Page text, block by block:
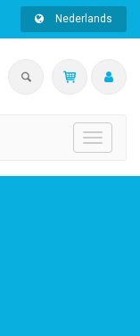
Nederlands
Toggle